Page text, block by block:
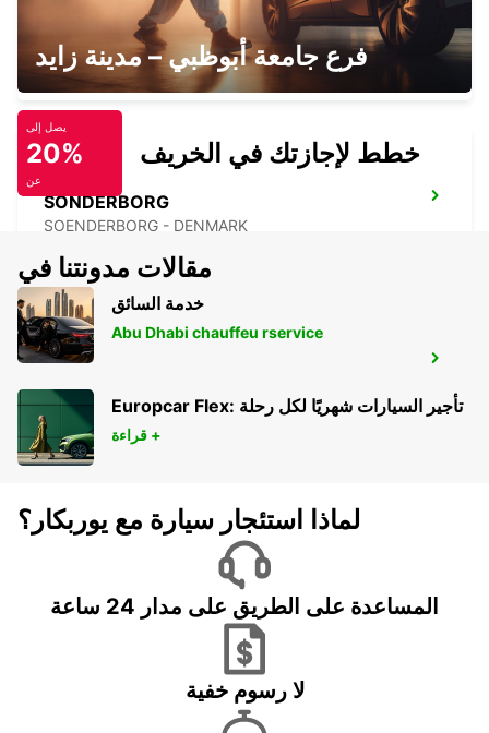
SONDERBORG AIRPORT
SONDERBORG - DENMARK
SONDERBORG
SOENDERBORG - DENMARK
HAMBURG AIRPORT
HAMBURG - GERMANY
فرع جامعة أبوظبي – مدينة زايد
يصل إلى
20%
عن
خطط لإجازتك في الخريف
مقالات مدونتنا في
خدمة السائق
Abu Dhabi chauffeu rservice
Europcar Flex: تأجير السيارات شهريًا لكل رحلة
قراءة +
لماذا استئجار سيارة مع يوربكار؟
المساعدة على الطريق على مدار 24 ساعة
لا رسوم خفية